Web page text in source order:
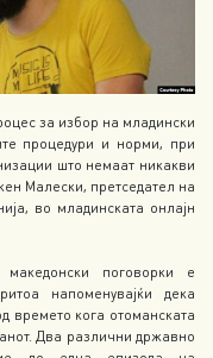
за избор на младински
процедури и норми, при
што немаат никакви
Малески, претседател на
во младинската онлајн
поговорки е
напоменувајќи дека
времето кога отоманската
Два различни државно